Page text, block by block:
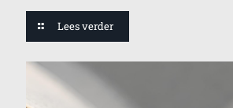
Lees verder